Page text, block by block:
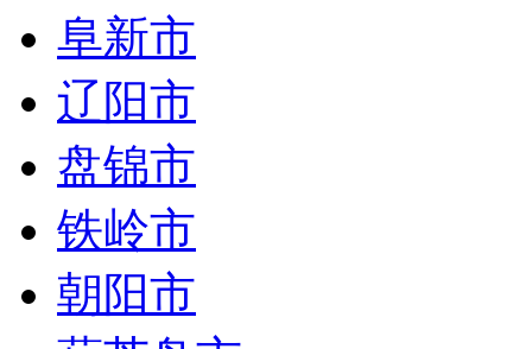
阜新市
辽阳市
盘锦市
铁岭市
朝阳市